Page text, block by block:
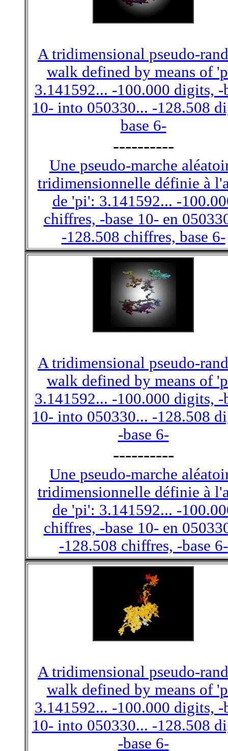
A tridimensional pseudo-
walk defined by means of
3.141592... -100.000 digits, -
10- into 050330... -128.508
base 6-
----------
Une pseudo-marche
tridimensionnelle définie à
de 'pi': 3.141592... -
chiffres, -base 10- en
-128.508 chiffres, base 6-
A tridimensional pseudo-
walk defined by means of
3.141592... -100.000 digits, -
10- into 050330... -128.508
-base 6-
----------
Une pseudo-marche
tridimensionnelle définie à
de 'pi': 3.141592... -
chiffres, -base 10- en
-128.508 chiffres, -base 6-
A tridimensional pseudo-
walk defined by means of
3.141592... -100.000 digits, -
10- into 050330... -128.508
-base 6-